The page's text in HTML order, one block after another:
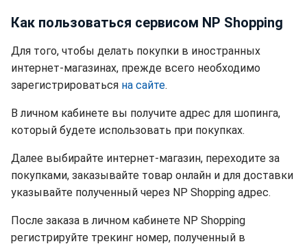
Как пользоваться сервисом NP Shopping
Для того, чтобы делать покупки в иностранных
интернет-магазинах, прежде всего необходимо
зарегистрироваться на сайте.
В личном кабинете вы получите адрес для шопинга,
который будете использовать при покупках.
Далее выбирайте интернет-магазин, переходите за
покупками, заказывайте товар онлайн и для доставки
указывайте полученный через NP Shopping адрес.
После заказа в личном кабинете NP Shopping
регистрируйте трекинг номер, полученный в